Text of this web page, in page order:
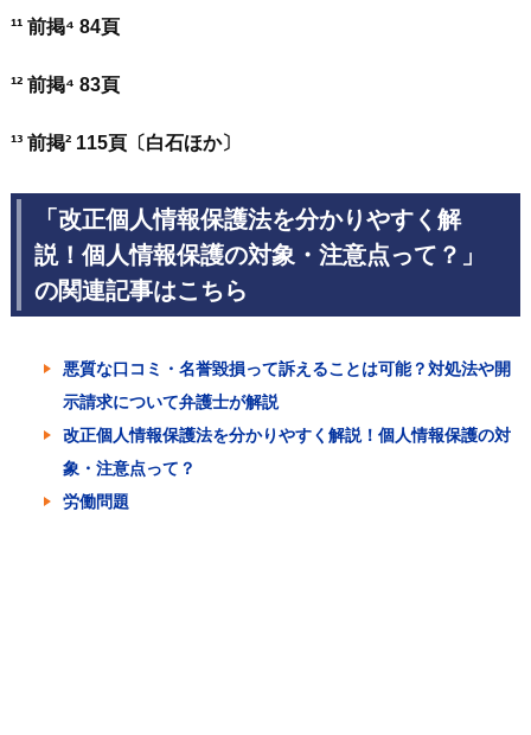
¹¹ 前掲⁴ 84頁
¹² 前掲⁴ 83頁
¹³ 前掲² 115頁〔白石ほか〕
「改正個人情報保護法を分かりやすく解
説！個人情報保護の対象・注意点って？」
の関連記事はこちら
悪質な口コミ・名誉毀損って訴えることは可能？対処法や開
示請求について弁護士が解説
改正個人情報保護法を分かりやすく解説！個人情報保護の対
象・注意点って？
労働問題